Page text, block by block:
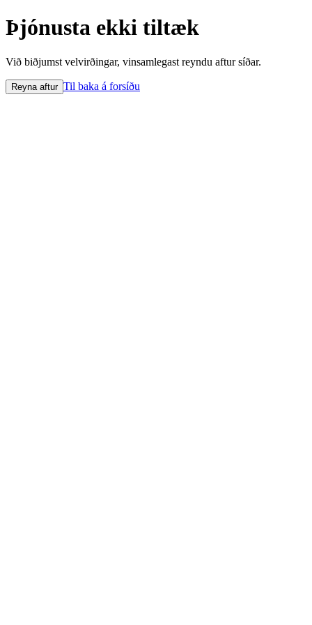
Þjónusta ekki tiltæk
Við biðjumst velvirðingar, vinsamlegast reyndu aftur síðar.
Reyna aftur Til baka á forsíðu